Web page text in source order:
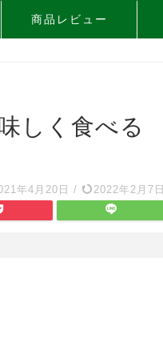
商品レビュー
しく食べる
年4月20日 / 2022年2月7日